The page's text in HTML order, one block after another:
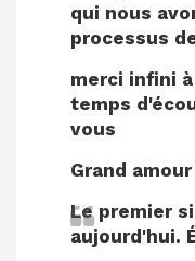
qui nous
processus
merci infini
temps
vous
Grand
Le premier
aujourd'hui.